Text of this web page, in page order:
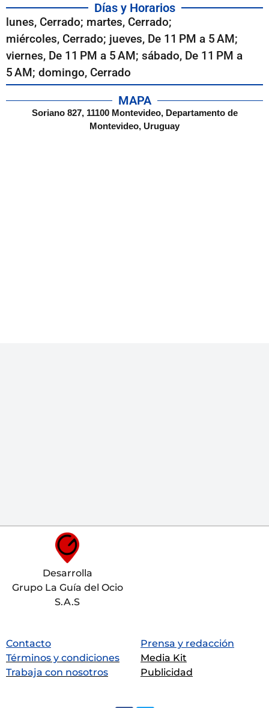
Días y Horarios
lunes, Cerrado; martes, Cerrado;
miércoles, Cerrado; jueves, De 11 PM a 5 AM;
viernes, De 11 PM a 5 AM; sábado, De 11 PM a
5 AM; domingo, Cerrado
MAPA
Soriano 827, 11100 Montevideo, Departamento de
Montevideo, Uruguay
Desarrolla
Grupo La Guía del Ocio
S.A.S
Contacto
Términos y condiciones
Trabaja con nosotros
Prensa y redacción
Media Kit
Publicidad